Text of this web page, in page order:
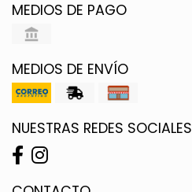
MEDIOS DE PAGO
MEDIOS DE ENVÍO
NUESTRAS REDES SOCIALES